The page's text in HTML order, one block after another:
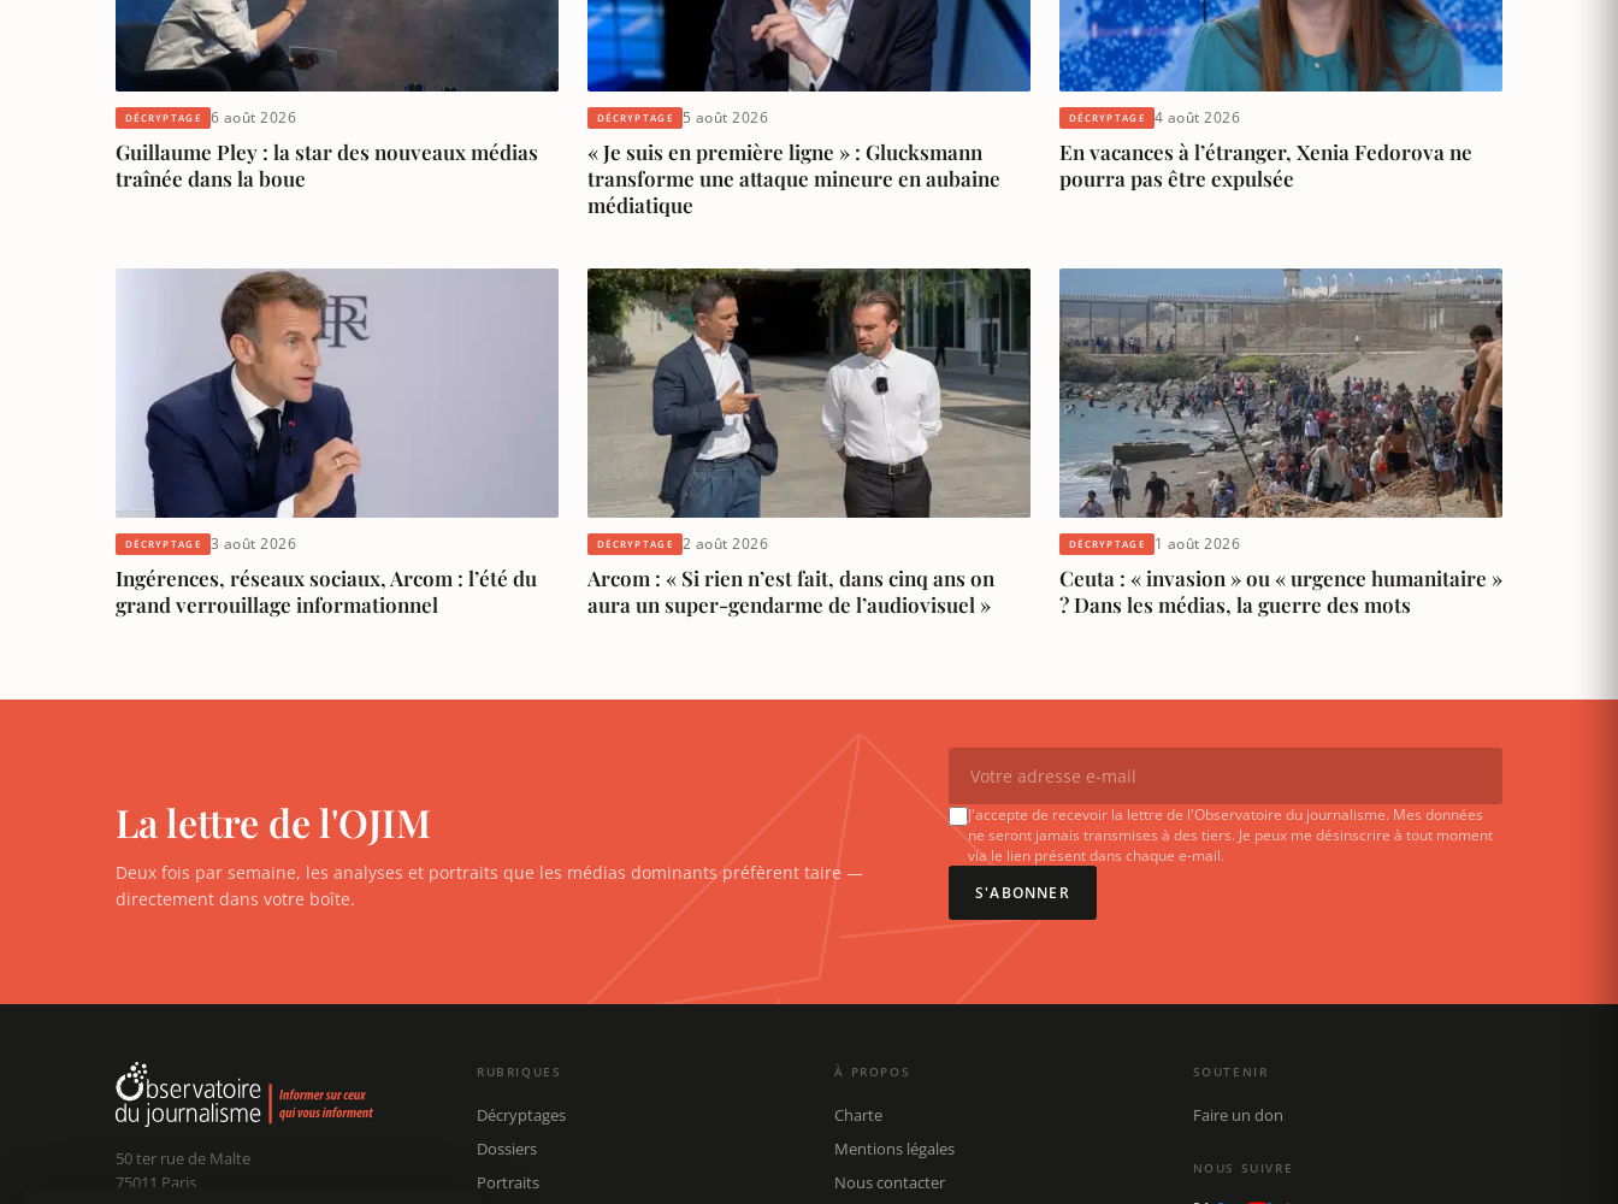
DÉCRYPTAGE 6 août 2026
Guillaume Pley : la star des nouveaux médias
traînée dans la boue
DÉCRYPTAGE 5 août 2026
« Je suis en première ligne » : Glucksmann
transforme une attaque mineure en aubaine
médiatique
DÉCRYPTAGE 4 août 2026
En vacances à l’étranger, Xenia Fedorova ne
pourra pas être expulsée
DÉCRYPTAGE 3 août 2026
Ingérences, réseaux sociaux, Arcom : l’été du
grand verrouillage informationnel
DÉCRYPTAGE 2 août 2026
Arcom : « Si rien n’est fait, dans cinq ans on
aura un super-gendarme de l’audiovisuel »
DÉCRYPTAGE 1 août 2026
Ceuta : « invasion » ou « urgence humanitaire »
? Dans les médias, la guerre des mots
La lettre de l'OJIM
Deux fois par semaine, les analyses et portraits que les médias dominants préfèrent taire —
directement dans votre boîte.
J'accepte de recevoir la lettre de l'Observatoire du journalisme. Mes données
ne seront jamais transmises à des tiers. Je peux me désinscrire à tout moment
via le lien présent dans chaque e-mail.
S'ABONNER
50 ter rue de Malte
75011 Paris
RUBRIQUES
Décryptages
Dossiers
Portraits
À PROPOS
Charte
Mentions légales
Nous contacter
SOUTENIR
Faire un don
NOUS SUIVRE